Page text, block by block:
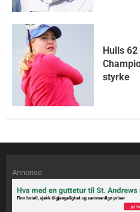
Hulls
styrke
Annonse